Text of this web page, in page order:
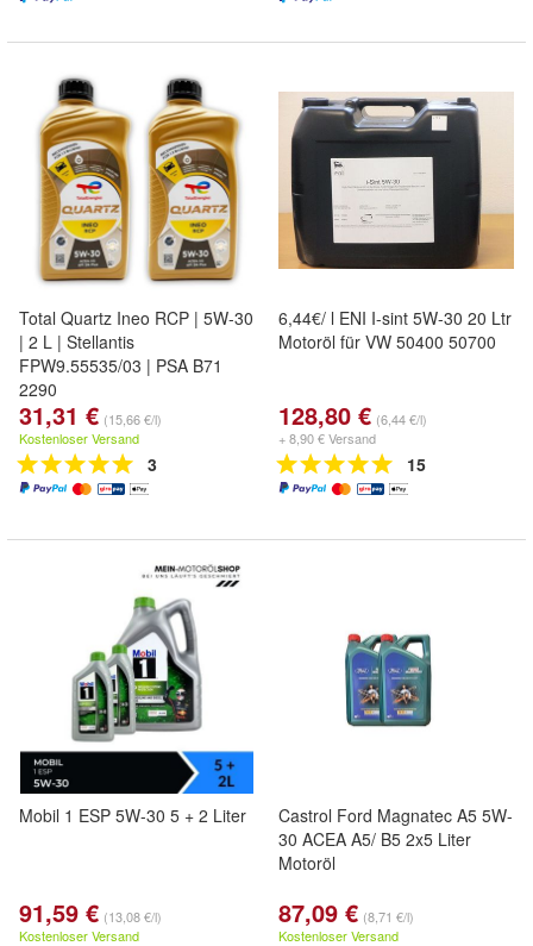
Total Quartz Ineo RCP | 5W-30
| 2 L | Stellantis
FPW9.55535/03 | PSA B71
2290
31,31 € (15,66 €/l)
Kostenloser Versand
3
6,44€/ l ENI I-sint 5W-30 20 Ltr
Motoröl für VW 50400 50700
128,80 € (6,44 €/l)
+ 8,90 € Versand
15
Mobil 1 ESP 5W-30 5 + 2 Liter
91,59 € (13,08 €/l)
Kostenloser Versand
Castrol Ford Magnatec A5 5W-
30 ACEA A5/ B5 2x5 Liter
Motoröl
87,09 € (8,71 €/l)
Kostenloser Versand